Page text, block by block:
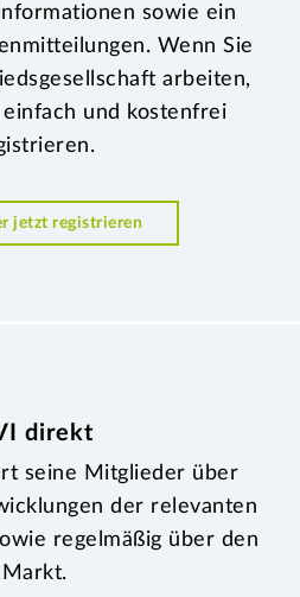
sowie ein
Wenn Sie
arbeiten,
einfach und kostenfrei
jetzt registrieren
direkt
seine Mitglieder über
der relevanten
regelmäßig über den
Markt.